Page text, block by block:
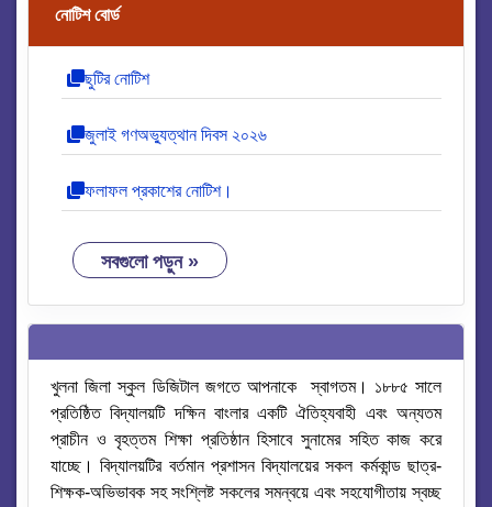
নোটিশ বোর্ড
ছুটির নোটিশ
জুলাই গণঅভ্যুত্থান দিবস ২০২৬
ফলাফল প্রকাশের নোটিশ।
সবগুলো পড়ুন »
খুলনা জিলা স্কুল ডিজিটাল জগতে আপনাকে স্বাগতম। ১৮৮৫ সালে
প্রতিষ্ঠিত বিদ্যালয়টি দক্ষিন বাংলার একটি ঐতিহ্যবাহী এবং অন্যতম
প্রাচীন ও বৃহত্তম শিক্ষা প্রতিষ্ঠান হিসাবে সুনামের সহিত কাজ করে
যাচ্ছে। বিদ্যালয়টির বর্তমান প্রশাসন বিদ্যালয়ের সকল কর্মকান্ড ছাত্র-
শিক্ষক-অভিভাবক সহ সংশ্লিষ্ট সকলের সমন্বয়ে এবং সহযোগীতায় স্বচ্ছ